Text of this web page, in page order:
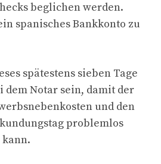
beglichen werden.
spanisches Bankkonto zu
spätestens sieben Tage
dem Notar sein, damit der
und den
problemlos